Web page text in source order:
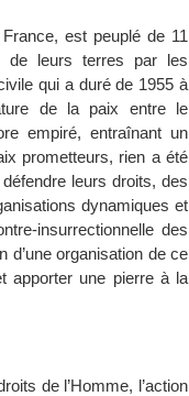
est peuplé de 11
de leurs terres par les
qui a duré de 1955 à
de la paix entre le
empiré, entraînant un
prometteurs, rien a été
leurs droits, des
dynamiques et
insurrectionnelle des
d’une organisation de ce
apporter une pierre à la
de l’Homme, l’action